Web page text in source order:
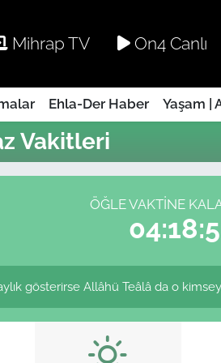
Mihrap TV On4 Canlı
Ehla-Der Haber Yaşam |
Vakitleri
ÖĞLE VAKTINE
gösterirse Allâhü Teâlâ da o